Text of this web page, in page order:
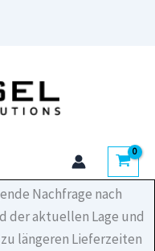
Nachfrage nach
der aktuellen Lage und
längeren Lieferzeiten